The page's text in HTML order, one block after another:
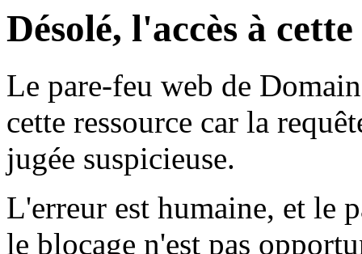
Désolé, l'accès à
Le pare-feu web de
cette ressource car la
jugée suspicieuse.
L'erreur est humaine, et le
le blocage n'est pas